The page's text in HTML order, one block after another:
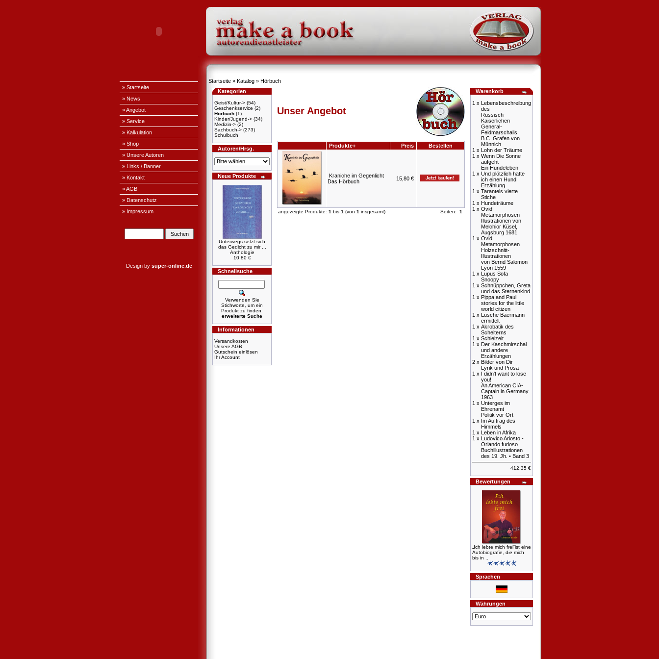
» Startseite
» News
» Angebot
» Service
» Kalkulation
» Shop
» Unsere Autoren
» Links / Banner
» Kontakt
» AGB
» Datenschutz
» Impressum
Design by super-online.de
Startseite » Katalog » Hörbuch
Kategorien
Geist/Kultur-> (54)
Geschenkservice (2)
Hörbuch (1)
Kinder/Jugend-> (34)
Medizin-> (2)
Sachbuch-> (273)
Schulbuch
Autoren/Hrsg.
Neue Produkte
Unterwegs setzt sich
das Gedicht zu mir ...
Anthologie
10,80 €
Schnellsuche
Verwenden Sie
Stichworte, um ein
Produkt zu finden.
erweiterte Suche
Informationen
Versandkosten
Unsere AGB
Gutschein einlösen
Ihr Account
Unser Angebot
Produkte+ Preis Bestellen
Kraniche im Gegenlicht
Das Hörbuch
15,80 €
angezeigte Produkte: 1 bis 1 (von 1 insgesamt) Seiten: 1
Warenkorb
1 x Lebensbeschreibung
des
Russisch-
Kaiserlichen
General-
Feldmarschalls
B.C. Grafen von
Münnich
1 x Lohn der Träume
1 x Wenn Die Sonne
aufgeht
Ein Hundeleben
1 x Und plötzlich hatte
ich einen Hund
Erzählung
1 x Tarantels vierte
Stiche
1 x Hundeträume
1 x Ovid
Metamorphosen
Illustrationen von
Melchior Küsel,
Augsburg 1681
1 x Ovid
Metamorphosen
Holzschnitt-
Illustrationen
von Bernd Salomon
Lyon 1559
1 x Lupus Sofa
Snoopy
1 x Schnüppchen, Greta
und das Sternenkind
1 x Pippa and Paul
stories for the little
world citizen
1 x Lusche Baermann
ermittelt
1 x Akrobatik des
Scheiterns
1 x Schleizeit
1 x Der Kaschmirschal
und andere
Erzählungen
2 x Bilder von Dir
Lyrik und Prosa
1 x I didn't want to lose
you!
An American CIA-
Captain in Germany
1963
1 x Unterges im
Ehrenamt
Politik vor Ort
1 x Im Auftrag des
Himmels
1 x Leben in Afrika
1 x Ludovico Ariosto -
Orlando furioso
Buchillustrationen
des 19. Jh. • Band 3
412,35 €
Bewertungen
„Ich lebte mich frei“ist eine
Autobiografie, die mich
bis in ..
Sprachen
Währungen